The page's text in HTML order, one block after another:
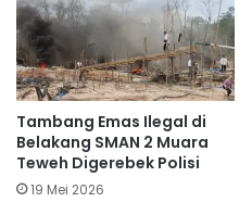
Tambang Emas Ilegal di
Belakang SMAN 2 Muara
Teweh Digerebek Polisi
19 Mei 2026